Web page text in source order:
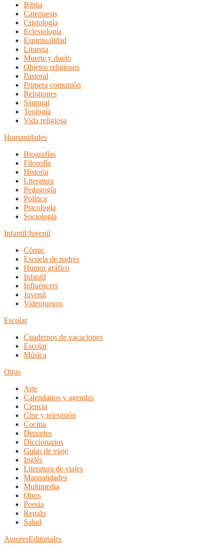
Biblia
Catequesis
Cristología
Eclesiología
Espiritualidad
Liturgia
Muerte y duelo
Objetos religiosos
Pastoral
Primera comunión
Religiones
Santoral
Teología
Vida religiosa
Humanidades
Biografías
Filosofía
Historia
Literatura
Pedagogía
Política
Psicología
Sociología
Infantil/Juvenil
Cómic
Escuela de padres
Humor gráfico
Infantil
Influencers
Juvenil
Videojuegos
Escolar
Cuadernos de vacaciones
Escolar
Música
Otras
Arte
Calendarios y agendas
Ciencia
Cine y televisión
Cocina
Deportes
Diccionarios
Guías de viaje
Inglés
Literatura de viajes
Manualidades
Multimedia
Otros
Poesia
Regalo
Salud
AutoresEditoriales